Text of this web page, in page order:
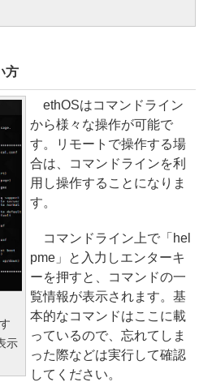
方
示
ethOSはコマンドライン
から様々な操作が可能で
す。リモートで操作する場
合は、コマンドラインを利
用し操作することになりま
す。
コマンドライン上で「hel
pme」と入力しエンターキ
ーを押すと、コマンドの一
覧情報が表示されます。基
本的なコマンドはここに載
っているので、忘れてしま
った際などは実行して確認
してください。